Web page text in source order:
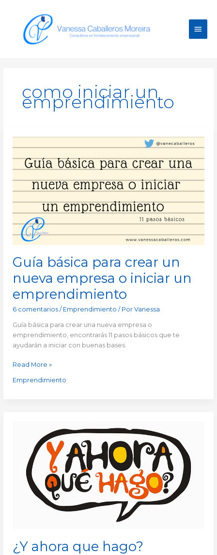
contenido
como iniciar un
emprendimiento
Guía básica para crear un
nueva empresa o iniciar un
emprendimiento
6 comentarios / Emprendimiento / PorVanessa
Guía básica para crear una nueva empresa o
emprendimiento, encontrarás 11 pasos básicos que te
ayudarán a iniciar con buenas bases.
para
crear
un
nueva
empresa
o
iniciar
un
emprendimiento
Read More »
Emprendimiento
¿Y ahora que hago?
hago?